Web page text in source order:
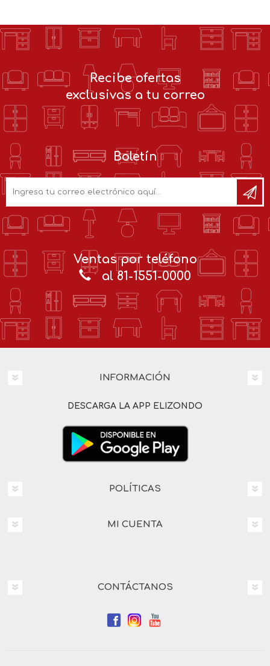
Recibe ofertas
exclusivas a tu correo
Boletín
Ventas por teléfono
al 81-1551-0000
INFORMACIÓN
DESCARGA LA APP ELIZONDO
POLÍTICAS
MI CUENTA
CONTÁCTANOS